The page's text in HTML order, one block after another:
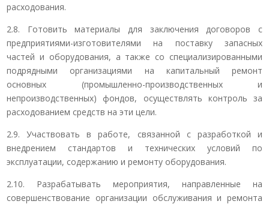
расходования.
2.8. Готовить материалы для заключения договоров с
предприятиями-изготовителями на поставку запасных
частей и оборудования, а также со специализированными
подрядными организациями на капитальный ремонт
основных (промышленно-производственных и
непроизводственных) фондов, осуществлять контроль за
расходованием средств на эти цели.
2.9. Участвовать в работе, связанной с разработкой и
внедрением стандартов и технических условий по
эксплуатации, содержанию и ремонту оборудования.
2.10. Разрабатывать мероприятия, направленные на
совершенствование организации обслуживания и ремонта